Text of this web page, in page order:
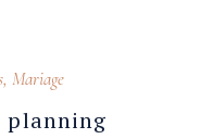
, Mariage
planning